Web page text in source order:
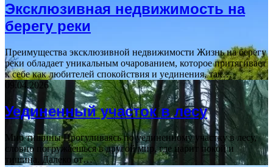
Эксклюзивная недвижимость на
берегу реки
Преимущества эксклюзивной недвижимости Жизнь на берегу
реки обладает уникальным очарованием, которое притягивает
к себе как любителей спокойствия и уединения, так…
09.04.2026
Уединенный участок в лесу
Мир тишины Прогуливаясь по уединенному участку в лесу,
словно погружаешься в другой мир, где царит покой и
тишина. Далеко от…